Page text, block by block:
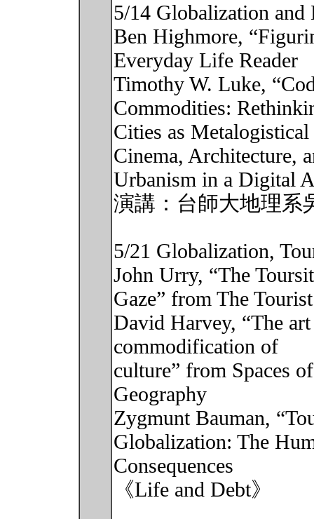
5/14 Globalization
Ben Highmore,
Everyday Life Reader
Timothy W. Luke,
Commodities:
Cities as
Cinema, Architecture,
Urbanism in a Digital
演講：台師大地理系
5/21 Globalization,
John Urry, “The
Gaze” from The
David Harvey, “The
commodification of
culture” from Spaces
Geography
Zygmunt Bauman,
Globalization: The
Consequences
《Life and Debt》